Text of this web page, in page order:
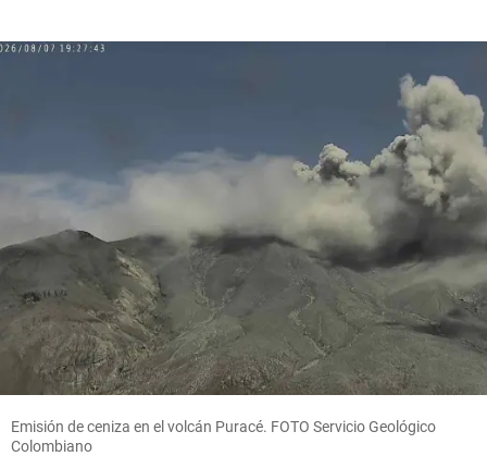
Emisión de ceniza en el volcán Puracé. FOTO Servicio Geológico
Colombiano